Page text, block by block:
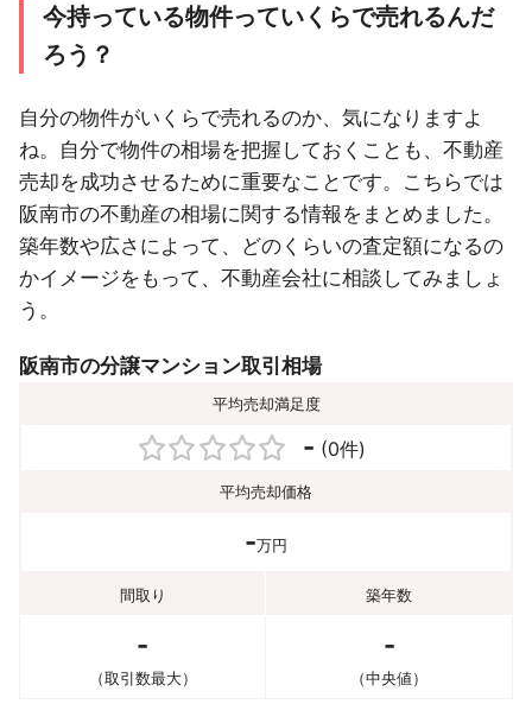
今持っている物件っていくらで売れるんだ
ろう？
自分の物件がいくらで売れるのか、気になりますよ
ね。自分で物件の相場を把握しておくことも、不動産
売却を成功させるために重要なことです。こちらでは
阪南市の不動産の相場に関する情報をまとめました。
築年数や広さによって、どのくらいの査定額になるの
かイメージをもって、不動産会社に相談してみましょ
う。
阪南市の分譲マンション取引相場
平均売却満足度
- (0件)
平均売却価格
-万円
間取り 築年数
-
（取引数最大）
-
（中央値）